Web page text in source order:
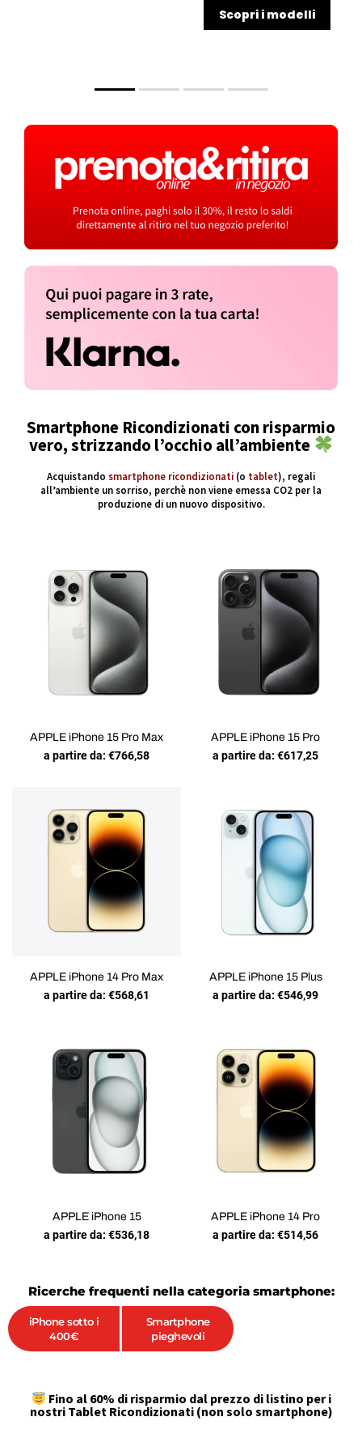
Scopri i modelli
Smartphone Ricondizionati con risparmio
vero, strizzando l’occhio all’ambiente
Acquistando smartphone ricondizionati (o tablet), regali
all’ambiente un sorriso, perchè non viene emessa CO2 per la
produzione di un nuovo dispositivo.
APPLE iPhone 15 Pro Max
a partire da: €766,58
APPLE iPhone 15 Pro
a partire da: €617,25
APPLE iPhone 14 Pro Max
a partire da: €568,61
APPLE iPhone 15 Plus
a partire da: €546,99
APPLE iPhone 15
a partire da: €536,18
APPLE iPhone 14 Pro
a partire da: €514,56
Ricerche frequenti nella categoria smartphone:
iPhone sotto i
400€
Smartphone
pieghevoli
Fino al 60% di risparmio dal prezzo di listino per i
nostri Tablet Ricondizionati (non solo smartphone)